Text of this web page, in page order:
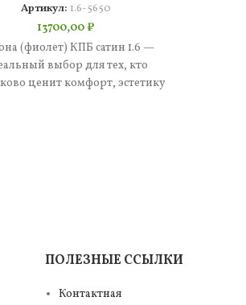
Артикул: 1.6-5650
13700,00₽
(фиолет) КПБ сатин 1.6 —
выбор для тех, кто
ценит комфорт, эстетику
ПОЛЕЗНЫЕ ССЫЛКИ
Контактная